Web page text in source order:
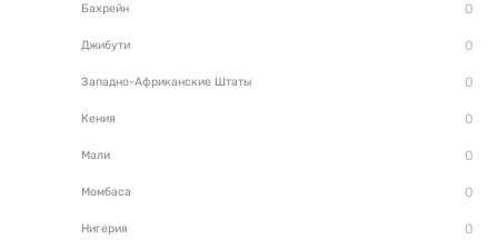
Бахрейн
Джибути
Западно-Африканские Штаты
Кения
Мали
Момбаса
Нигерия